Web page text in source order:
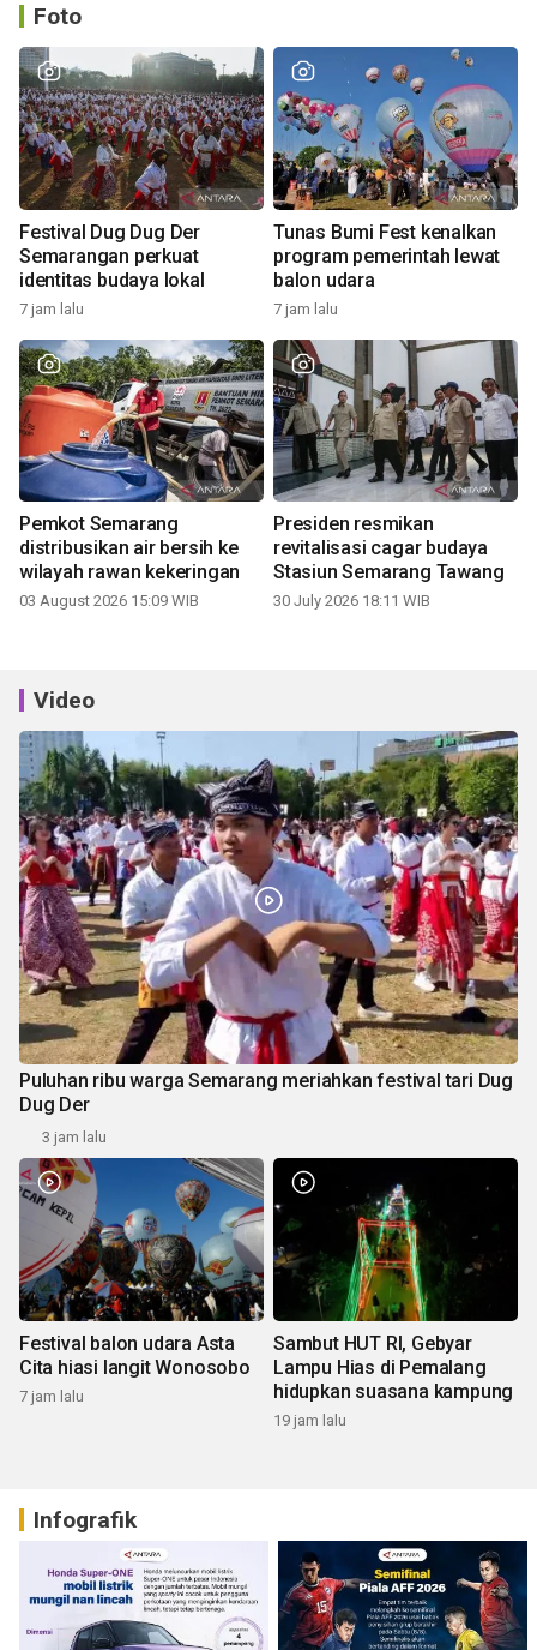
Foto
Festival Dug Dug Der
Semarangan perkuat
identitas budaya lokal
7 jam lalu
Tunas Bumi Fest kenalkan
program pemerintah lewat
balon udara
7 jam lalu
Pemkot Semarang
distribusikan air bersih ke
wilayah rawan kekeringan
03 August 2026 15:09 WIB
Presiden resmikan
revitalisasi cagar budaya
Stasiun Semarang Tawang
30 July 2026 18:11 WIB
Video
Puluhan ribu warga Semarang meriahkan festival tari Dug
Dug Der
3 jam lalu
Festival balon udara Asta
Cita hiasi langit Wonosobo
7 jam lalu
Sambut HUT RI, Gebyar
Lampu Hias di Pemalang
hidupkan suasana kampung
19 jam lalu
Infografik